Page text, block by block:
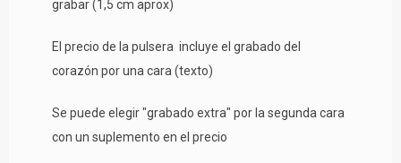
grabar (1,5 cm aprox)
El precio de la pulsera incluye el grabado del
corazón por una cara (texto)
Se puede elegir "grabado extra" por la segunda cara
con un suplemento en el precio